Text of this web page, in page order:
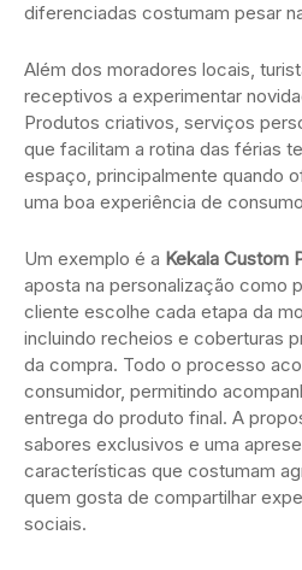
diferenciadas costumam pesar
Além dos moradores locais,
receptivos a experimentar
Produtos criativos, serviços
que facilitam a rotina das férias
espaço, principalmente quando
uma boa experiência de
Um exemplo é a Kekala Custom
aposta na personalização como
cliente escolhe cada etapa da
incluindo recheios e coberturas
da compra. Todo o processo
consumidor, permitindo
entrega do produto final. A
sabores exclusivos e uma
características que costumam
quem gosta de compartilhar
sociais.